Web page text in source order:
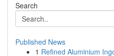
Search
Published News
1 Refined Aluminium